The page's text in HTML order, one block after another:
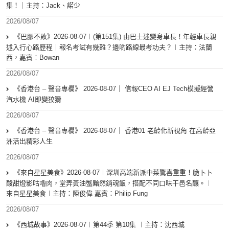
集！｜主持：Jack、諾少
2026/08/07
《巴膠不敗》2026-08-07︱(第151集) 由巴士迷變身車長！年輕車長親
述入行心路歷程｜報名考試有幾難？邊啲路線最考功夫？︱主持：法蘭
西，嘉賓︰Bowan
2026/08/07
《香港台 – 聲音專欄》 2026-08-07｜ 信報CEO AI EJ Tech模擬經營
汽水機 AI即變狡猾
2026/08/07
《香港台 – 聲音專欄》 2026-08-07｜ 香港01 老齡化新視角 在高齡亞
洲活出精彩人生
2026/08/07
《來自星星美食》2026-08-07︱深圳高端新派中菜驚喜重重！脆卜卜
酸甜燈影咕嚕肉，堂弄黃油蟹黯然銷魂飯，搭配不同口味干邑名釀。︱
來自星星美食︱主持：陳俊偉 嘉賓：Philip Fung
2026/08/07
《西城故事》2026-08-07︱第44季 第10集 ︱主持：沈西城